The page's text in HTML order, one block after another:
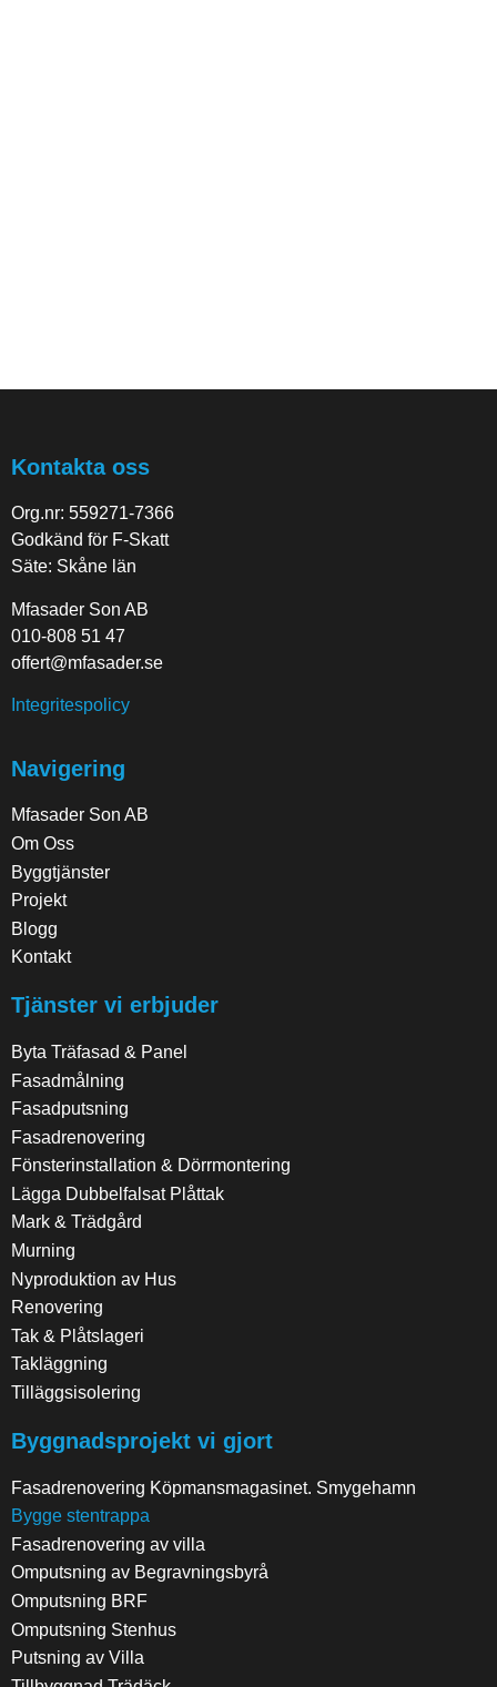
Kontakta oss
Org.nr: 559271-7366
Godkänd för F-Skatt
Säte: Skåne län
Mfasader Son AB
010-808 51 47
offert@mfasader.se
Integritespolicy
Navigering
Mfasader Son AB
Om Oss
Byggtjänster
Projekt
Blogg
Kontakt
Tjänster vi erbjuder
Byta Träfasad & Panel
Fasadmålning
Fasadputsning
Fasadrenovering
Fönsterinstallation & Dörrmontering
Lägga Dubbelfalsat Plåttak
Mark & Trädgård
Murning
Nyproduktion av Hus
Renovering
Tak & Plåtslageri
Takläggning
Tilläggsisolering
Byggnadsprojekt vi gjort
Fasadrenovering Köpmansmagasinet. Smygehamn
Bygge stentrappa
Fasadrenovering av villa
Omputsning av Begravningsbyrå
Omputsning BRF
Omputsning Stenhus
Putsning av Villa